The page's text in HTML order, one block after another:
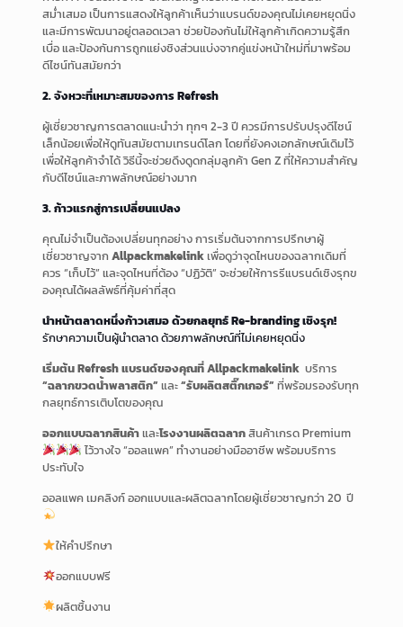
สม่ำเสมอ เป็นการแสดงให้ลูกค้าเห็นว่าแบรนด์ของคุณไม่เคยหยุดนิ่ง
และมีการพัฒนาอยู่ตลอดเวลา ช่วยป้องกันไม่ให้ลูกค้าเกิดความรู้สึก
เบื่อ และป้องกันการถูกแย่งชิงส่วนแบ่งจากคู่แข่งหน้าใหม่ที่มาพร้อม
ดีไซน์ทันสมัยกว่า
2. จังหวะที่เหมาะสมของการ Refresh
ผู้เชี่ยวชาญการตลาดแนะนำว่า ทุกๆ 2-3 ปี ควรมีการปรับปรุงดีไซน์
เล็กน้อยเพื่อให้ดูทันสมัยตามเทรนด์โลก โดยที่ยังคงเอกลักษณ์เดิมไว้
เพื่อให้ลูกค้าจำได้ วิธีนี้จะช่วยดึงดูดกลุ่มลูกค้า Gen Z ที่ให้ความสำคัญ
กับดีไซน์และภาพลักษณ์อย่างมาก
3. ก้าวแรกสู่การเปลี่ยนแปลง
คุณไม่จำเป็นต้องเปลี่ยนทุกอย่าง การเริ่มต้นจากการปรึกษาผู้
เชี่ยวชาญจาก Allpackmakelinkเพื่อดูว่าจุดไหนของฉลากเดิมที่
ควร “เก็บไว้” และจุดไหนที่ต้อง “ปฏิวัติ” จะช่วยให้การรีแบรนด์เชิงรุกข
องคุณได้ผลลัพธ์ที่คุ้มค่าที่สุด
นำหน้าตลาดหนึ่งก้าวเสมอ ด้วยกลยุทธ์ Re-branding เชิงรุก!
รักษาความเป็นผู้นำตลาด ด้วยภาพลักษณ์ที่ไม่เคยหยุดนิ่ง
เริ่มต้น Refresh แบรนด์ของคุณที่ Allpackmakelink บริการ
“ฉลากขวดน้ำพลาสติก” และ“รับผลิตสติ๊กเกอร์” ที่พร้อมรองรับทุก
กลยุทธ์การเติบโตของคุณ
ออกแบบฉลากสินค้าและโรงงานผลิตฉลากสินค้าเกรด Premium
ไว้วางใจ “ออลแพค” ทำงานอย่างมืออาชีพ พร้อมบริการ
ประทับใจ
ออลแพค เมคลิงก์ ออกแบบและผลิตฉลากโดยผู้เชี่ยวชาญกว่า 20 ปี
ให้คำปรึกษา
ออกแบบฟรี
ผลิตชิ้นงาน